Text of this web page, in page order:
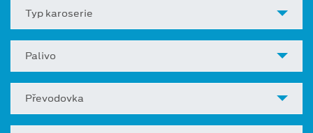
Typ karoserie
Palivo
Převodovka